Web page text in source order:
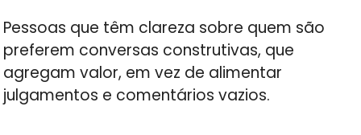
Pessoas que têm clareza sobre quem são
preferem conversas construtivas, que
agregam valor, em vez de alimentar
julgamentos e comentários vazios.